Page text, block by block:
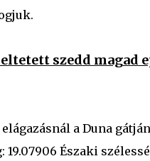
szedd magad
a Duna
Északi